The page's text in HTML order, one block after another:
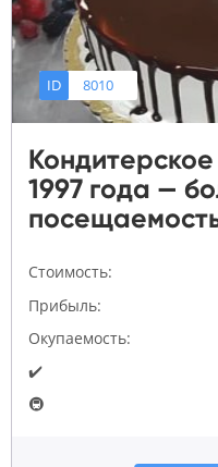
ID 8010
1997 года —
Стоимость:
Прибыль:
Окупаемость:
✔️
🚇